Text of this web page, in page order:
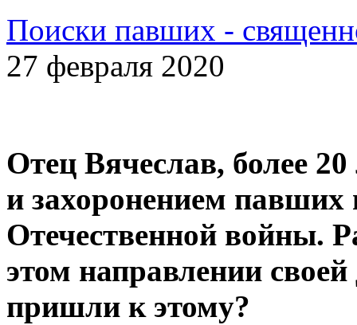
Поиски павших -
27 февраля 2020
Отец Вячеслав, более
и захоронением павших
Отечественной войны.
этом направлении
пришли к этому?